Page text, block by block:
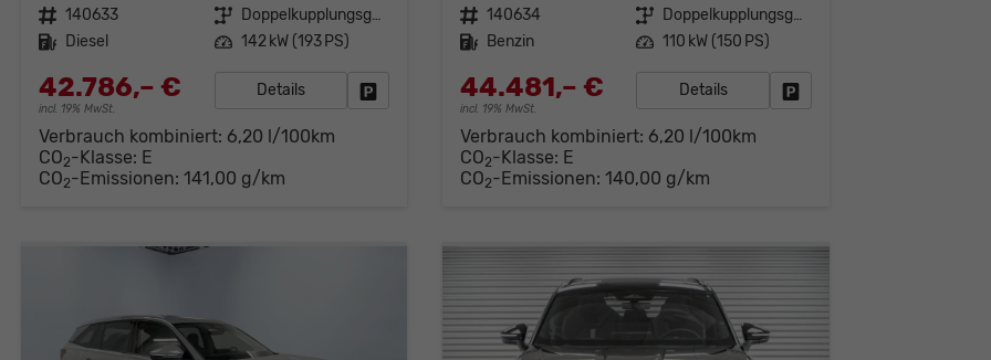
Fahrzeugnr. 140633 Getriebe
Doppelkupplungsgetriebe (DSG)
Kraftstoff Diesel Leistung 142 kW (193 PS)
42.786,– €
incl. 19% MwSt.
Details Fahrzeug parken
Verbrauch kombiniert: 6,20 l/100km
CO2-Klasse: E
CO2-Emissionen: 141,00 g/km
Fahrzeugnr. 140634 Getriebe
Doppelkupplungsgetriebe (DSG)
Kraftstoff Benzin Leistung 110 kW (150 PS)
44.481,– €
incl. 19% MwSt.
Details
Verbrauch kombiniert: 6,20 l/100km
CO2-Klasse: E
CO2-Emissionen:140,00 g/km